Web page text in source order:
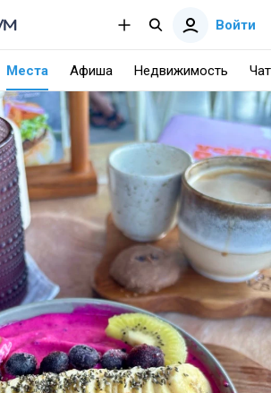
Войти
Места Афиша Недвижимость Чат